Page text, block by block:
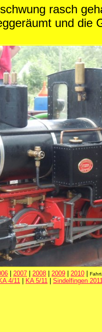
rasch
und die
2007 2008 2009 2010
4/11 KA 5/11 Sindelfingen